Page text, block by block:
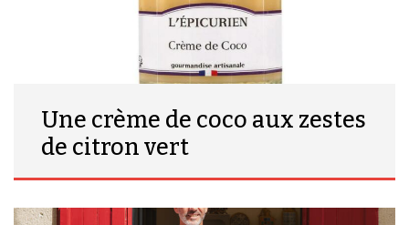
Une crème de coco aux zestes
de citron vert